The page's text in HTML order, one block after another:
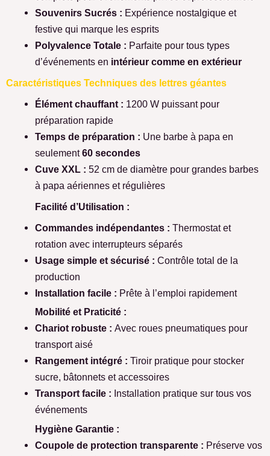
Souvenirs Sucrés : Expérience nostalgique et
festive qui marque les esprits
Polyvalence Totale : Parfaite pour tous types
d’événements en intérieur comme en extérieur
Caractéristiques Techniques des lettres géantes
Élément chauffant : 1200 W puissant pour
préparation rapide
Temps de préparation : Une barbe à papa en
seulement60 secondes
Cuve XXL : 52 cm de diamètre pour grandes barbes
à papa aériennes et régulières
Facilité d’Utilisation :
Commandes indépendantes : Thermostat et
rotation avec interrupteurs séparés
Usage simple et sécurisé : Contrôle total de la
production
Installation facile : Prête à l’emploi rapidement
Mobilité et Praticité :
Chariot robuste : Avec roues pneumatiques pour
transport aisé
Rangement intégré : Tiroir pratique pour stocker
sucre, bâtonnets et accessoires
Transport facile : Installation pratique sur tous vos
événements
Hygiène Garantie :
Coupole de protection transparente : Préserve vos